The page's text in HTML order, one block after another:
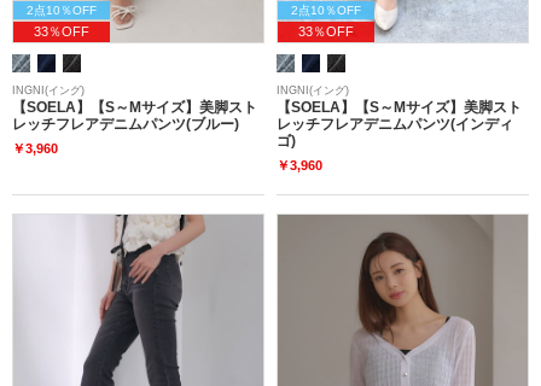
2点10％OFF
33％OFF
INGNI(イング)
【SOELA】【S～Mサイズ】美脚スト
レッチフレアデニムパンツ(ブルー)
￥3,960
2点10％OFF
33％OFF
INGNI(イング)
【SOELA】【S～Mサイズ】美脚スト
レッチフレアデニムパンツ(インディ
ゴ)
￥3,960